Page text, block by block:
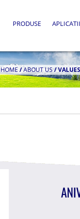
PRODUSE APLICATII
HOME/ABOUT US/VALUES